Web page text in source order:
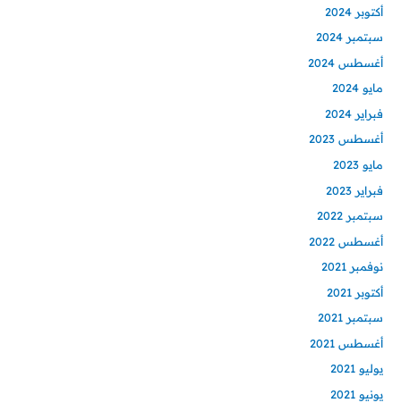
أكتوبر 2024
سبتمبر 2024
أغسطس 2024
مايو 2024
فبراير 2024
أغسطس 2023
مايو 2023
فبراير 2023
سبتمبر 2022
أغسطس 2022
نوفمبر 2021
أكتوبر 2021
سبتمبر 2021
أغسطس 2021
يوليو 2021
يونيو 2021